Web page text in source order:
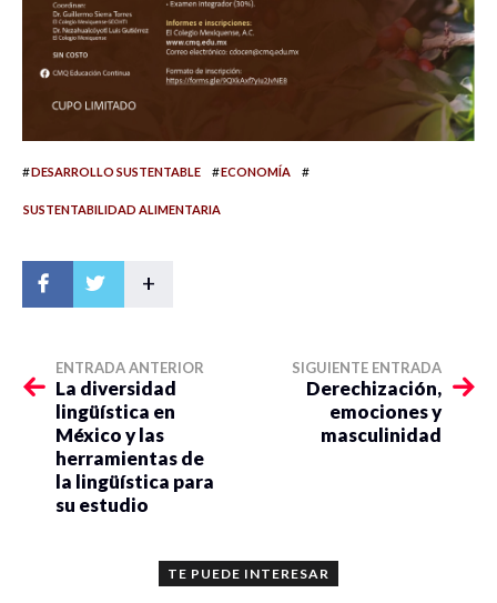
#DESARROLLO SUSTENTABLE #ECONOMÍA #
SUSTENTABILIDAD ALIMENTARIA
+
ENTRADA ANTERIOR
La diversidad
lingüística en
México y las
herramientas de
la lingüística para
su estudio
SIGUIENTE ENTRADA
Derechización,
emociones y
masculinidad
TE PUEDE INTERESAR